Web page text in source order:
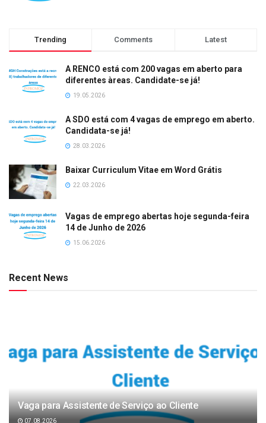
Trending Comments Latest
A RENCO está com 200 vagas em aberto para
diferentes àreas. Candidate-se já!
19.05.2026
A SDO está com 4 vagas de emprego em aberto.
Candidata-se já!
28.03.2026
Baixar Curriculum Vitae em Word Grátis
22.03.2026
Vagas de emprego abertas hoje segunda-feira
14 de Junho de 2026
15.06.2026
Recent News
Vaga para Assistente de Serviço ao Cliente
07.08.2026